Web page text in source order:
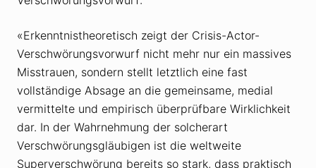
«Erkenntnistheoretisch zeigt der Crisis-Actor-
Verschwörungsvorwurf nicht mehr nur ein massives
Misstrauen, sondern stellt letztlich eine fast
vollständige Absage an die gemeinsame, medial
vermittelte und empirisch überprüfbare Wirklichkeit
dar. In der Wahrnehmung der solcherart
Verschwörungsgläubigen ist die weltweite
Superverschwörung bereits so stark, dass praktisch